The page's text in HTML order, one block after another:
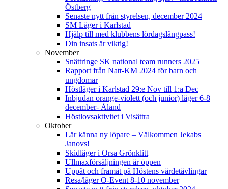
Östberg
Senaste nytt från styrelsen, december 2024
SM Läger i Karlstad
Hjälp till med klubbens lördagslångpass!
Din insats är viktig!
November
Snättringe SK national team runners 2025
Rapport från Natt-KM 2024 för barn och
ungdomar
Höstläger i Karlstad 29:e Nov till 1:a Dec
Inbjudan orange-violett (och junior) läger 6-8
december- Åland
Höstlovsaktivitet i Visättra
Oktober
Lär känna ny löpare – Välkommen Jekabs
Janovs!
Skidläger i Orsa Grönklitt
Ullmaxförsäljningen är öppen
Uppåt och framåt på Höstens värdetävlingar
Resa/läger O-Event 8-10 november